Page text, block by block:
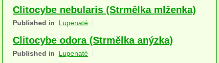
lichenizované
herbikolní-dvouděložné
Clitocybe nebularis (Strmělka mlženka)
Published in Lupenaté
Clitocybe odora (Strmělka anýzka)
Published in Lupenaté